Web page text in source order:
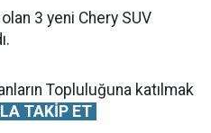
3 yeni Chery SUV
Topluluğuna katılmak
TAKİP ET